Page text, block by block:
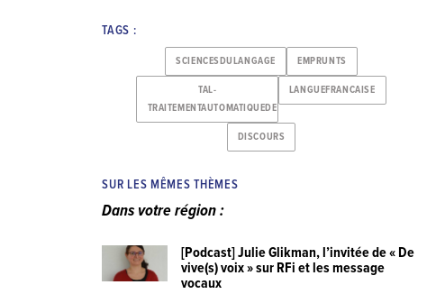
TAGS :
SCIENCESDULANGAGE EMPRUNTS
TAL-
TRAITEMENTAUTOMATIQUEDELALANGUE
LANGUEFRANCAISE
DISCOURS
SUR LES MÊMES THÈMES
Dans votre région :
[Podcast] Julie Glikman, l’invitée de « De
vive(s) voix » sur RFi et les message
vocaux